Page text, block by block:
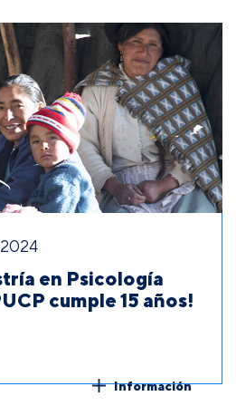
en Psicología
cumple 15 años!
Información